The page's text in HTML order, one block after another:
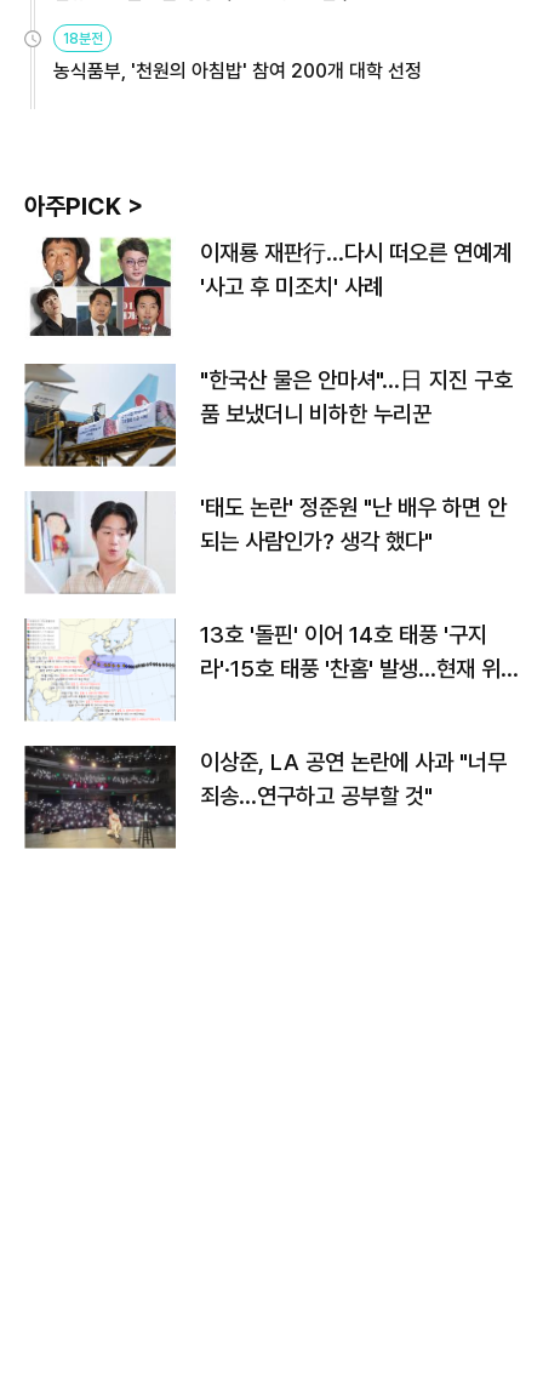
18분전
농식품부, '천원의 아침밥' 참여 200개 대학 선정
아주PICK >
이재룡 재판行…다시 떠오른 연예계
'사고 후 미조치' 사례
"한국산 물은 안마셔"…日 지진 구호
품 보냈더니 비하한 누리꾼
'태도 논란' 정준원 "난 배우 하면 안
되는 사람인가? 생각 했다"
13호 '돌핀' 이어 14호 태풍 '구지
라'·15호 태풍 '찬홈' 발생…현재 위
이상준, LA 공연 논란에 사과 "너무
죄송…연구하고 공부할 것"